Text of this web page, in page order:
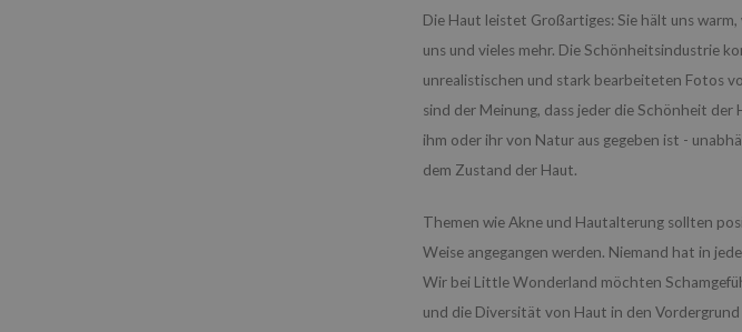
Die Haut leistet Großartiges: Sie hält uns
uns und vieles mehr. Die Schönheitsindustrie
unrealistischen und stark bearbeiteten Fotos
sind der Meinung, dass jeder die Schönheit der
ihm oder ihr von Natur aus gegeben ist -
dem Zustand der Haut.
Themen wie Akne und Hautalterung sollten
Weise angegangen werden. Niemand hat in
Wir bei Little Wonderland möchten
und die Diversität von Haut in den